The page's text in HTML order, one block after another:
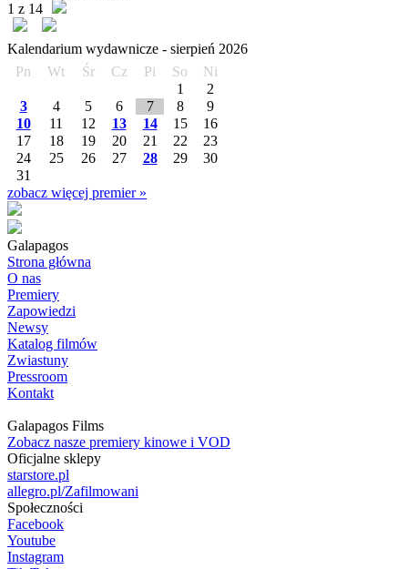
1 z 14
Kalendarium wydawnicze - sierpień 2026
Pn
Wt Śr Cz Pi So
Ni
1
2
3
4 5 6 7 8
9
10
11 12 13 14 15
16
17
18 19 20 21 22
23
24
25 26 27 28 29
30
31
zobacz więcej premier »
Galapagos
Strona główna
O nas
Premiery
Zapowiedzi
Newsy
Katalog filmów
Zwiastuny
Pressroom
Kontakt
Galapagos Films
Zobacz nasze premiery kinowe i VOD
Oficjalne sklepy
starstore.pl
allegro.pl/Zafilmowani
Społeczności
Facebook
Youtube
Instagram